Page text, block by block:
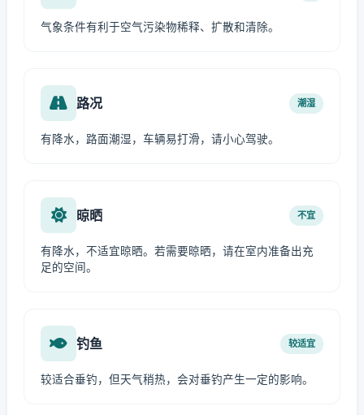
气象条件有利于空气污染物稀释、扩散和清除。
路况 潮湿
有降水，路面潮湿，车辆易打滑，请小心驾驶。
晾晒 不宜
有降水，不适宜晾晒。若需要晾晒，请在室内准备出充
足的空间。
钓鱼 较适宜
较适合垂钓，但天气稍热，会对垂钓产生一定的影响。